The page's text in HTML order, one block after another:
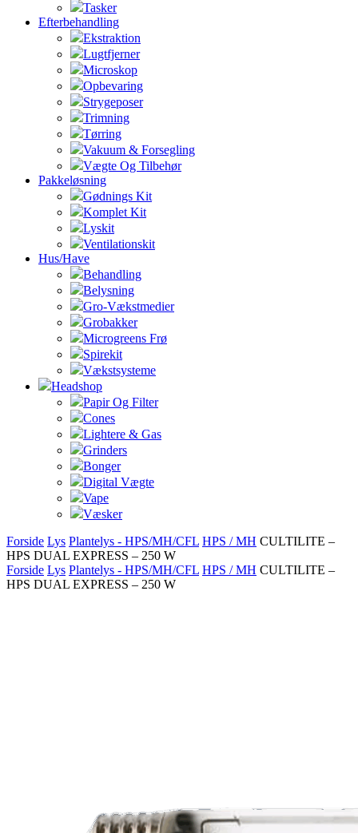
Tasker
Efterbehandling
Ekstraktion
Lugtfjerner
Microskop
Opbevaring
Strygeposer
Trimning
Tørring
Vakuum & Forsegling
Vægte Og Tilbehør
Pakkeløsning
Gødnings Kit
Komplet Kit
Lyskit
Ventilationskit
Hus/Have
Behandling
Belysning
Gro-Vækstmedier
Grobakker
Microgreens Frø
Spirekit
Vækstsysteme
Headshop
Papir Og Filter
Cones
Lightere & Gas
Grinders
Bonger
Digital Vægte
Vape
Væsker
Forside Lys Plantelys - HPS/MH/CFL HPS / MH CULTILITE –
HPS DUAL EXPRESS – 250 W
Forside Lys Plantelys - HPS/MH/CFL HPS / MH CULTILITE –
HPS DUAL EXPRESS – 250 W